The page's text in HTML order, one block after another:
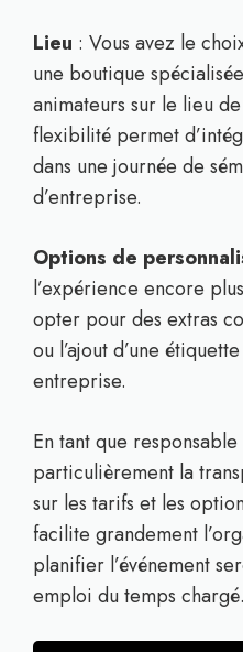
Lieu : Vous avez le
une boutique
animateurs sur le lieu
flexibilité permet
dans une journée de
d’entreprise.
Options de
l’expérience encore
opter pour des extras
ou l’ajout d’une
entreprise.
En tant que
particulièrement la
sur les tarifs et les
facilite grandement
planifier l’événement
emploi du temps chargé.